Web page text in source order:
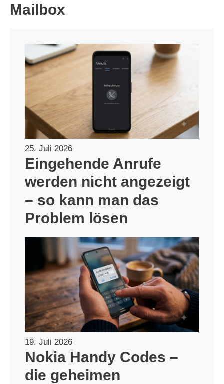
Mailbox
25. Juli 2026
Eingehende Anrufe
werden nicht angezeigt
– so kann man das
Problem lösen
19. Juli 2026
Nokia Handy Codes –
die geheimen